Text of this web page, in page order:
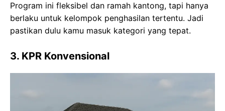
Program ini fleksibel dan ramah kantong, tapi hanya
berlaku untuk kelompok penghasilan tertentu. Jadi
pastikan dulu kamu masuk kategori yang tepat.
3. KPR Konvensional